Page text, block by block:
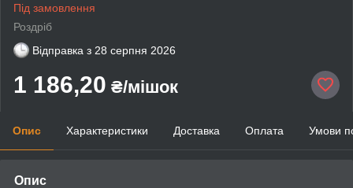
Під замовлення
Роздріб
Відправка з 28 серпня 2026
1 186,20 ₴/мішок
Опис Характеристики Доставка Оплата Умови
Опис